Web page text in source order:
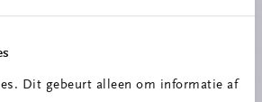
Dit gebeurt alleen om informatie af